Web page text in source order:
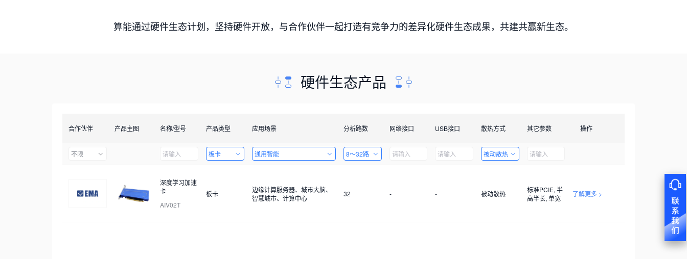
算能通过硬件生态计划，坚持硬件开放，与合作伙伴一起打造有竞争力的差异化硬件生态成果，共建共赢新生态。
硬件生态产品
合作伙伴 产品主图 名称/型号 产品类型 应用场景 分析路数 网络接口 USB接口 散热方式 其它参数 操作
不限 板卡 通用智能 8～32路 被动散热
深度学习加速
卡
AIV02T
板卡
边缘计算服务器、城市大脑、
智慧城市、计算中心
32 - - 被动散热
标准PCIE, 半
高半长, 单宽
了解更多 >